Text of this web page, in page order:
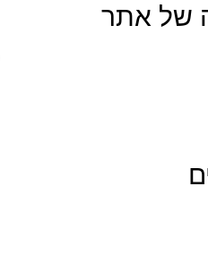
של אתר